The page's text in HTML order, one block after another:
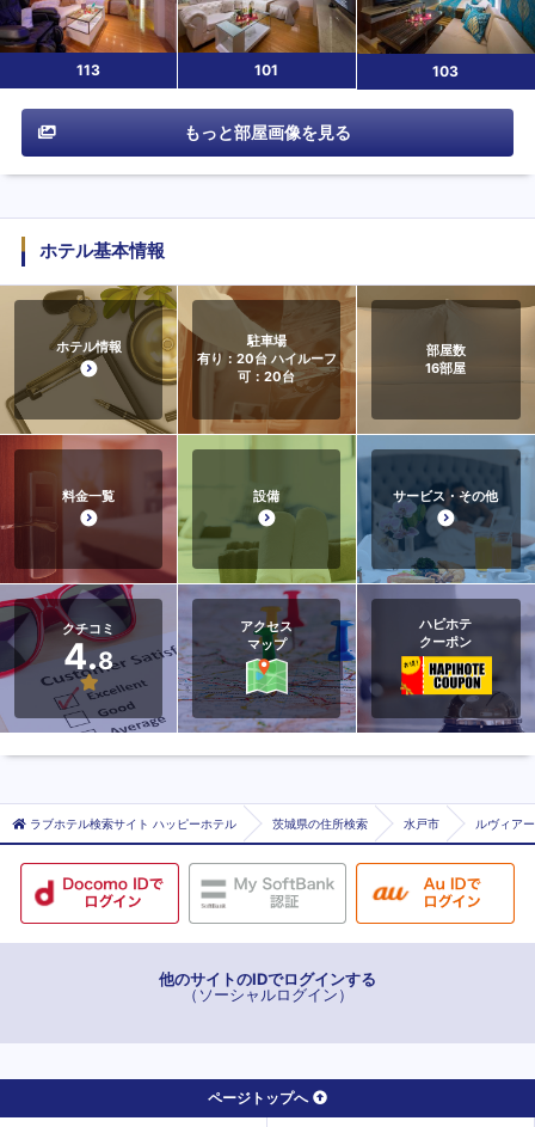
113 101 103
もっと部屋画像を見る
ホテル基本情報
ホテル情報
駐車場
有り：20台 ハイルーフ
可：20台
部屋数
16部屋
料金一覧 設備 サービス・その他
クチコミ
4.8
アクセス
マップ
ハピホテ
クーポン
ラブホテル検索サイト ハッピーホテル 茨城県の住所検索 水戸市 ルヴィア
他のサイトのIDでログインする
（ソーシャルログイン）
ページトップへ